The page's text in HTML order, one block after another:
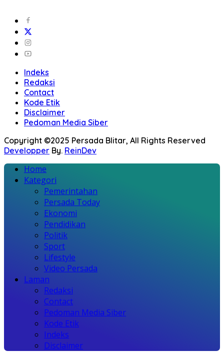
Indeks
Redaksi
Contact
Kode Etik
Disclaimer
Pedoman Media Siber
Copyright ©2025 Persada Blitar, All Rights Reserved
Developper By. ReinDev
Home
Kategori
Pemerintahan
Persada Today
Ekonomi
Pendidikan
Politik
Sport
Lifestyle
Video Persada
Laman
Redaksi
Contact
Pedoman Media Siber
Kode Etik
Indeks
Disclaimer